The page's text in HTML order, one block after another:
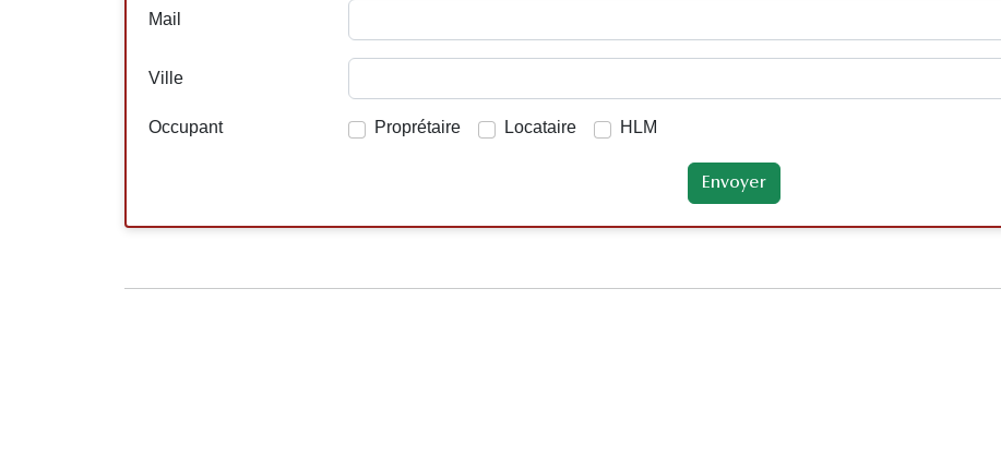
Mail
Ville
Occupant Proprétaire Locataire HLM